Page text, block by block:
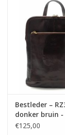
Bestleder –
donker bruin
leren - 2 in 1 -
schoudertas –
€125,00